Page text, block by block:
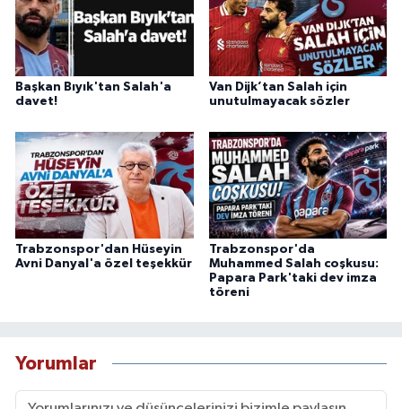
Başkan Bıyık'tan Salah'a
davet!
Van Dijk’tan Salah için
unutulmayacak sözler
Trabzonspor'dan Hüseyin
Avni Danyal'a özel teşekkür
Trabzonspor'da
Muhammed Salah coşkusu:
Papara Park'taki dev imza
töreni
Yorumlar